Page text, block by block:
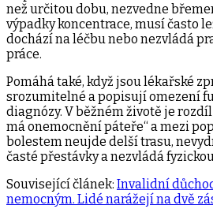
než určitou dobu, nezvedne
výpadky koncentrace, musí často
dochází na léčbu nebo nezvládá
práce.
Pomáhá také, když jsou lékařské
srozumitelné a popisují omezení
diagnózy. V běžném životě je
má onemocnění páteře“ a mezi
bolestem neujde delší trasu,
časté přestávky a nezvládá
Související článek: Invalidní
nemocným. Lidé narážejí na dvě